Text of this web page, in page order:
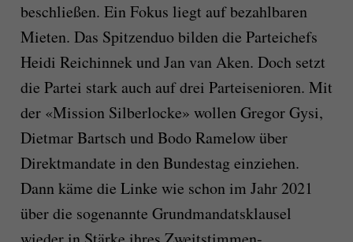
beschließen. Ein Fokus liegt auf bezahlbaren
Mieten. Das Spitzenduo bilden die Parteichefs
Heidi Reichinnek und Jan van Aken. Doch setzt
die Partei stark auch auf drei Parteisenioren. Mit
der «Mission Silberlocke» wollen Gregor Gysi,
Dietmar Bartsch und Bodo Ramelow über
Direktmandate in den Bundestag einziehen.
Dann käme die Linke wie schon im Jahr 2021
über die sogenannte Grundmandatsklausel